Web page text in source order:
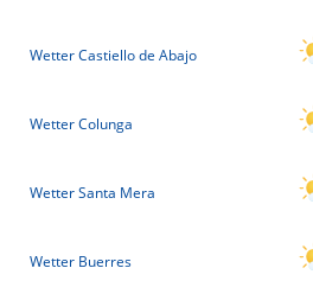
Wetter Castiello de Abajo
Wetter Colunga
Wetter Santa Mera
Wetter Buerres